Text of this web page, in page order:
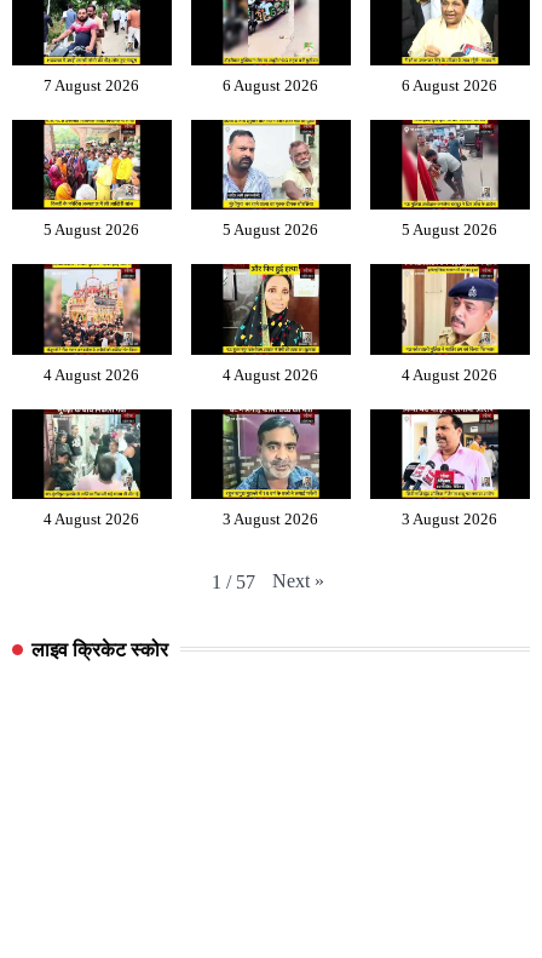
7 August 2026 6 August 2026 6 August 2026
5 August 2026 5 August 2026 5 August 2026
4 August 2026 4 August 2026 4 August 2026
4 August 2026 3 August 2026 3 August 2026
1 / 57 Next »
लाइव क्रिकेट स्कोर